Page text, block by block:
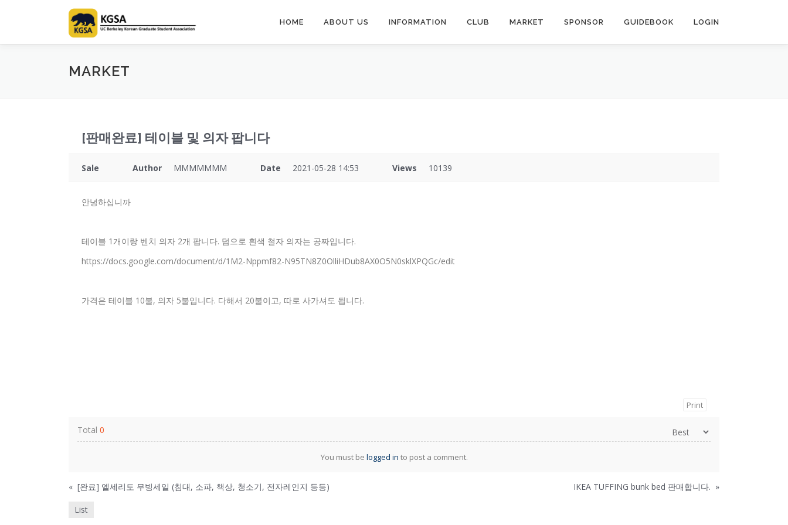
HOME ABOUT US INFORMATION CLUB MARKET SPONSOR GUIDEBOOK LOGIN
MARKET
[판매완료] 테이블 및 의자 팝니다
Sale Author MMMMMMM Date 2021-05-28 14:53 Views 10139
안녕하십니까
테이블 1개이랑 벤치 의자 2개 팝니다. 덤으로 흰색 철자 의자는 공짜입니다.
https://docs.google.com/document/d/1M2-Nppmf82-N95TN8Z0OlliHDub8AX0O5N0sklXPQGc/edit
가격은 테이블 10불, 의자 5불입니다. 다해서 20불이고, 따로 사가셔도 됩니다.
Print
Total 0
You must be logged in to post a comment.
« [완료] 엘세리토 무빙세일 (침대, 소파, 책상, 청소기, 전자레인지 등등) IKEA TUFFING bunk bed 판매합니다. »
List